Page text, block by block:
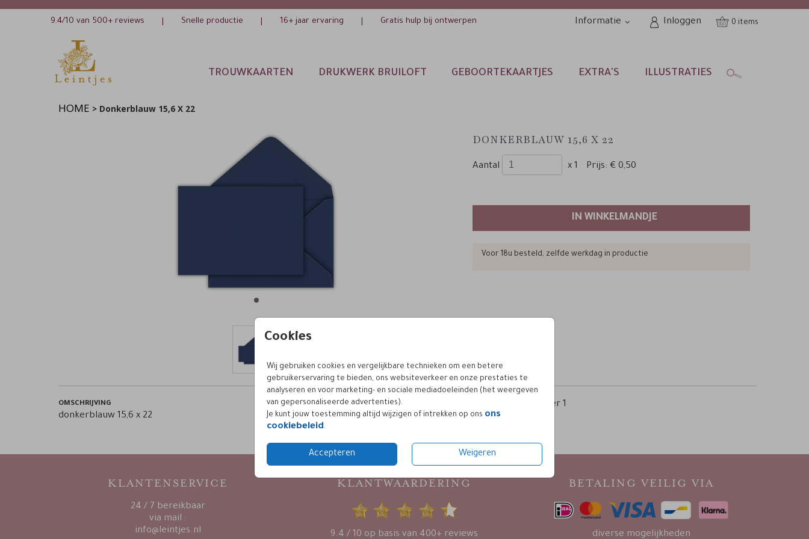
9.4/10 van 500+ reviews Snelle productie 16+ jaar ervaring Gratis hulp bij ontwerpen Informatie Inloggen 0
TROUWKAARTEN DRUKWERK BRUILOFT GEBOORTEKAARTJES EXTRA'S ILLUSTRATIES
Cookies
Wij gebruiken cookies en vergelijkbare technieken om een betere
gebruikerservaring te bieden, ons websiteverkeer en onze prestaties te
analyseren en voor marketing- en sociale mediadoeleinden (het weergeven
van gepersonaliseerde advertenties).
Je kunt jouw toestemming altijd wijzigen of intrekken op ons ons
cookiebeleid.
Accepteren Weigeren
HOME > Donkerblauw 15,6 X 22
DONKERBLAUW 15,6 X 22
Aantal x 1 Prijs: € 0,50
IN WINKELMANDJE
Voor 18u besteld, zelfde werkdag in productie
OMSCHRIJVING
donkerblauw 15,6 x 22
per 1
KLANTENSERVICE
24 / 7 bereikbaar
via mail :
info@leintjes.nl
KLANTWAARDERING
9.4 / 10 op basis van 400+ reviews
BETALING VEILIG VIA
diverse mogelijkheden